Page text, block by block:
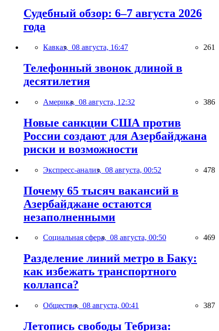
Судебный обзор: 6–7 августа 2026
года
Кавказ, 08 августа, 16:47 261
Телефонный звонок длиной в
десятилетия
Америка, 08 августа, 12:32 386
Новые санкции США против
России создают для Азербайджана
риски и возможности
Экспресс-анализ, 08 августа, 00:52 478
Почему 65 тысяч вакансий в
Азербайджане остаются
незаполненными
Социальная сфера, 08 августа, 00:50 469
Разделение линий метро в Баку:
как избежать транспортного
коллапса?
Общество, 08 августа, 00:41 387
Летопись свободы Тебриза: